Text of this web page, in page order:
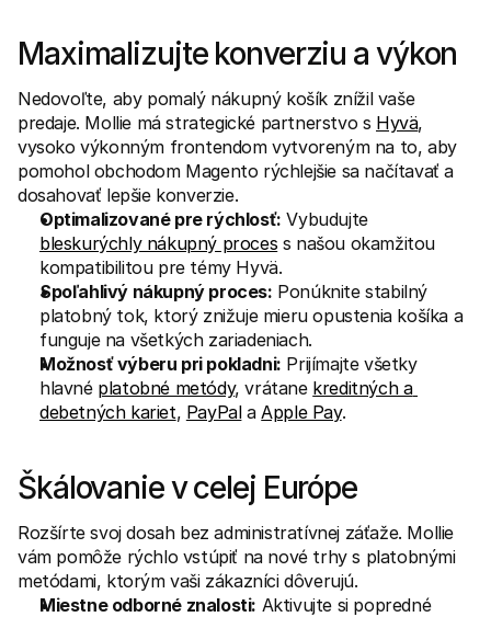
Maximalizujte konverziu a výkon
Nedovoľte, aby pomalý nákupný košík znížil vaše
predaje. Mollie má strategické partnerstvo s Hyvä,
vysoko výkonným frontendom vytvoreným na to, aby
pomohol obchodom Magento rýchlejšie sa načítavať a
dosahovať lepšie konverzie.
Optimalizované pre rýchlosť:
Vybudujte
bleskurýchly nákupný proces s našou okamžitou
kompatibilitou pre témy Hyvä.
Spoľahlivý nákupný proces: Ponúknite stabilný
platobný tok, ktorý znižuje mieru opustenia košíka a
funguje na všetkých zariadeniach.
Možnosť výberu pri pokladni: Prijímajte všetky
hlavné platobné metódy, vrátane kreditných a
debetných kariet, PayPal a Apple Pay.
Škálovanie v celej Európe
Rozšírte svoj dosah bez administratívnej záťaže. Mollie
vám pomôže rýchlo vstúpiť na nové trhy s platobnými
metódami, ktorým vaši zákazníci dôverujú.
Miestne odborné znalosti: Aktivujte si popredné